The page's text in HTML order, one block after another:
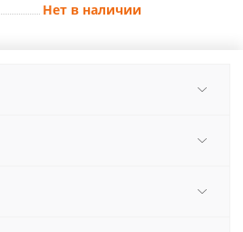
Нет в наличии